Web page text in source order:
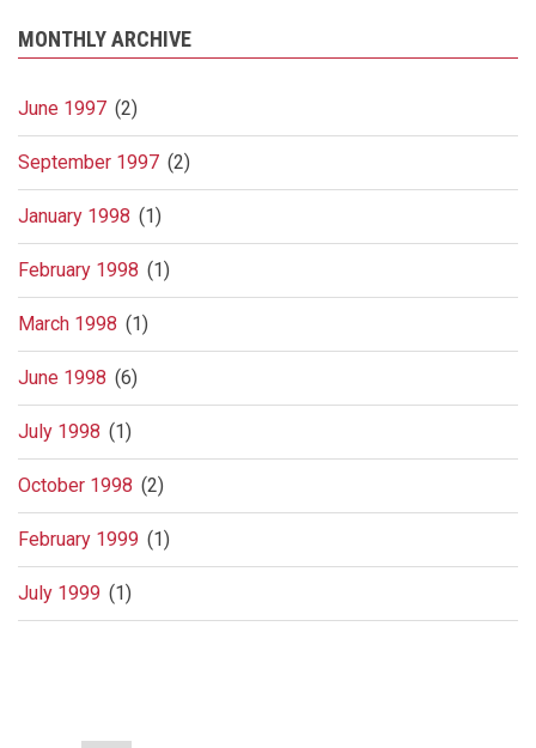
MONTHLY ARCHIVE
June 1997 (2)
September 1997 (2)
January 1998 (1)
February 1998 (1)
March 1998 (1)
June 1998 (6)
July 1998 (1)
October 1998 (2)
February 1999 (1)
July 1999 (1)